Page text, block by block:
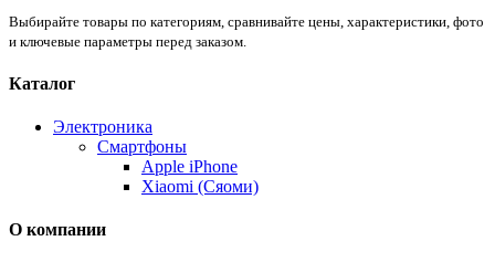
Выбирайте товары по категориям, сравнивайте цены, характеристики, фото
и ключевые параметры перед заказом.
Каталог
Электроника
Смартфоны
Apple iPhone
Xiaomi (Сяоми)
О компании